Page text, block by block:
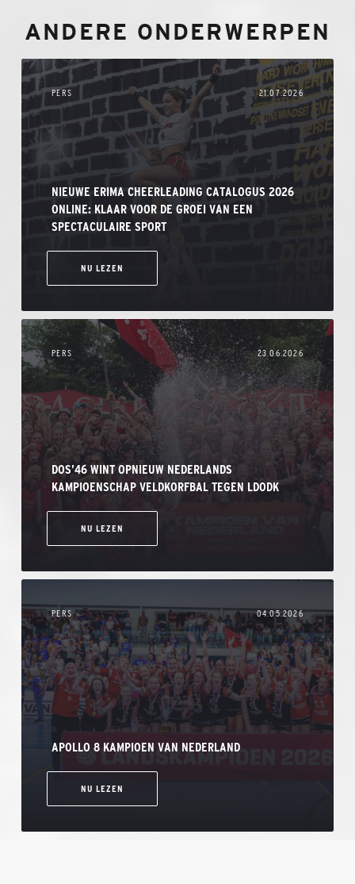
ANDERE ONDERWERPEN
PERS 21.07.2026
NIEUWE ERIMA CHEERLEADING CATALOGUS 2026
ONLINE: KLAAR VOOR DE GROEI VAN EEN
SPECTACULAIRE SPORT
NU LEZEN
PERS 23.06.2026
DOS’46 WINT OPNIEUW NEDERLANDS
KAMPIOENSCHAP VELDKORFBAL TEGEN LDODK
NU LEZEN
PERS 04.05.2026
APOLLO 8 KAMPIOEN VAN NEDERLAND
NU LEZEN